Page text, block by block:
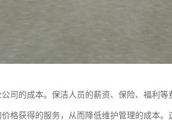
司的成本。保洁人员的薪资、保险、福利
格获得的服务，从而降低维护管理的成本